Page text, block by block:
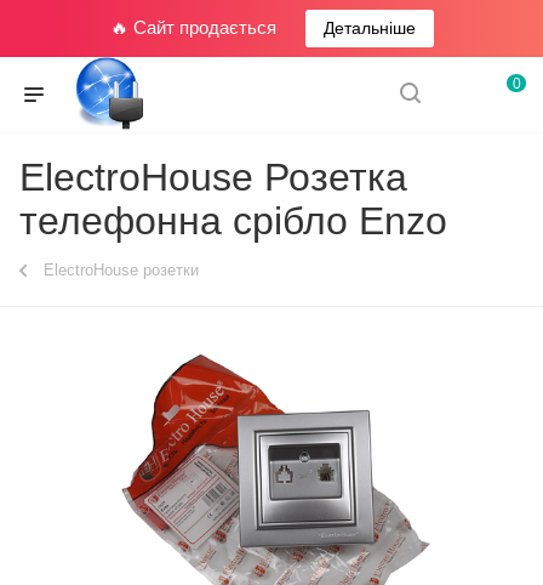
🔥 Сайт продається Детальніше
0
ElectroHouse Розетка
телефонна срібло Enzo
ElectroHouse розетки